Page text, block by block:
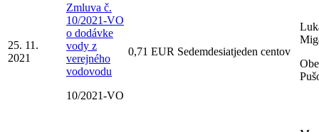
25. 11.
2021
Zmluva č.
10/2021-VO
o dodávke
vody z
verejného
vodovodu
10/2021-VO
0,71 EUR Sedemdesiatjeden centov